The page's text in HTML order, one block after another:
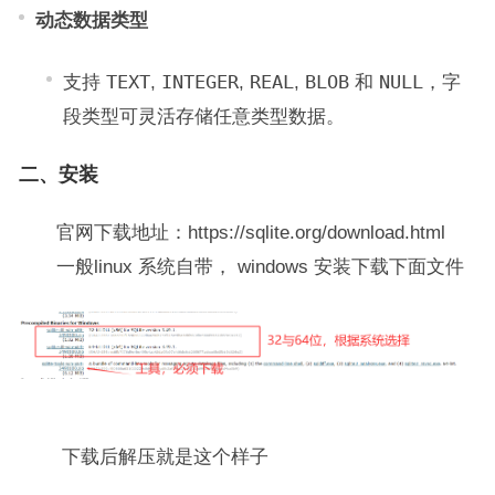
动态数据类型
支持 TEXT, INTEGER, REAL, BLOB和 NULL ，字
段类型可灵活存储任意类型数据。
二、安装
官网下载地址：https://sqlite.org/download.html
一般linux 系统自带， windows 安装下载下面文件
下载后解压就是这个样子